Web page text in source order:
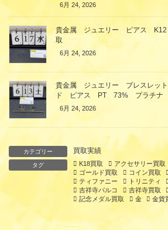
6月 24, 2026
貴金属 ジュエリー ピアス
取
6月 24, 2026
貴金属 ジュエリー ブレスレッ
ド ピアス PT 73% プラチナ
6月 24, 2026
カテゴリー 買取実績
タグ K18買取 アクセサリー買取
ゴールド買取
コイン買取
ティファニー
トリニティ
吉祥寺パルコ
吉祥寺買取
記念メダル買取
金 金貨